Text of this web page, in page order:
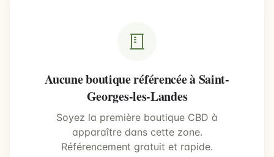
Aucune boutique référencée à Saint-
Georges-les-Landes
Soyez la première boutique CBD à
apparaître dans cette zone.
Référencement gratuit et rapide.